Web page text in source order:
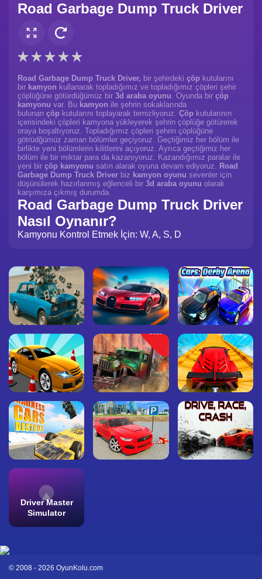
Road Garbage Dump Truck Driver
Road Garbage Dump Truck Driver, bir şehirdeki çöp kutularını
bir kamyon kullanarak topladığımız ve topladığımız çöpleri şehir
çöplüğüne götürdüğümüz bir 3d araba oyunu. Oyunda bir çöp
kamyonu var. Bu kamyon ile şehrin sokaklarında
bulunan çöp kutularını toplayarak temizliyoruz. Çöp kutularının
içerisindeki çöpleri kamyona yükleyerek şehrin çöplüğe götürerek
oraya boşaltıyoruz. Topladığımız çöpleri şehrin çöplüğüne
götrüdğümüz zaman bölümler geçiyoruz. Geçtiğimiz her bölüm ile
birlikte yeni bölümlerin kilitlerini açıyoruz. Ayrıca geçtiğimiz her
bölüm ile bir miktar para da kazanıyoruz. Kazandığımız paralar ile
yeni bir çöp kamyonu satın alarak oyuna devam ediyoruz. Road
Garbage Dump Truck Driver biz kamyon oyunu sevenler için
düşünülerek hazırlanmış eğlenceli bir 3d araba oyunu olarak
karşımıza çıkmış durumda.
Road Garbage Dump Truck Driver
Nasıl Oynanır?
Kamyonu Kontrol Etmek İçin: W, A, S, D
Driver Master
Simulator
© 2008 - 2026 OyunKolu.com